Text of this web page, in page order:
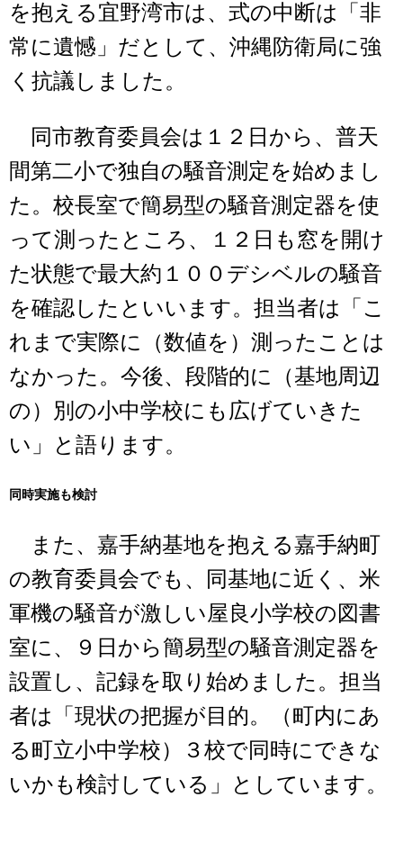
を抱える宜野湾市は、式の中断は「非
常に遺憾」だとして、沖縄防衛局に強
く抗議しました。
同市教育委員会は１２日から、普天
間第二小で独自の騒音測定を始めまし
た。校長室で簡易型の騒音測定器を使
って測ったところ、１２日も窓を開け
た状態で最大約１００デシベルの騒音
を確認したといいます。担当者は「こ
れまで実際に（数値を）測ったことは
なかった。今後、段階的に（基地周辺
の）別の小中学校にも広げていきた
い」と語ります。
同時実施も検討
また、嘉手納基地を抱える嘉手納町
の教育委員会でも、同基地に近く、米
軍機の騒音が激しい屋良小学校の図書
室に、９日から簡易型の騒音測定器を
設置し、記録を取り始めました。担当
者は「現状の把握が目的。（町内にあ
る町立小中学校）３校で同時にできな
いかも検討している」としています。